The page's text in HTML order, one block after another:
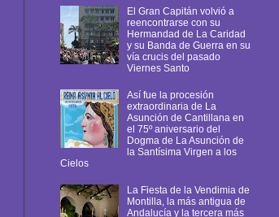
El Gran Capitán volvió a
reencontrarse con su
Hermandad de La Caridad
y su Banda de Guerra en su
vía crucis del pasado
Viernes Santo
Así fue la procesión
extraordinaria de La
Asunción de Cantillana en
el 75º aniversario del
Dogma de La Asunción de
la Santísima Virgen a los
Cielos
La Fiesta de la Vendimia de
Montilla, la más antigua de
Andalucía y la tercera más